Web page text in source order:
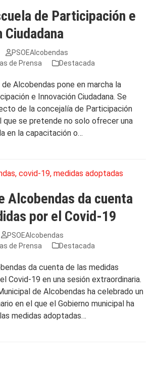
de Participación e
Ciudadana
PSOEAlcobendas
de Prensa Destacada
Alcobendas pone en marcha la
e Innovación Ciudadana. Se
de la concejalía de Participación
que se pretende no solo ofrecer una
en la capacitación o…
Alcobendas da cuenta
por el Covid-19
PSOEAlcobendas
de Prensa Destacada
da cuenta de las medidas
Covid-19 en una sesión extraordinaria.
de Alcobendas ha celebrado un
en el que el Gobierno municipal ha
medidas adoptadas…